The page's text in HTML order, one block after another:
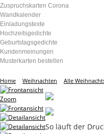
Zuspruchskarten Corona
Wandkalender
Einladungstexte
Hochzeitsgedichte
Geburtstagsgedichte
Kundenmeinungen
Musterkarten bestellen
Home Weihnachten Alle
Zoom
So läuft der